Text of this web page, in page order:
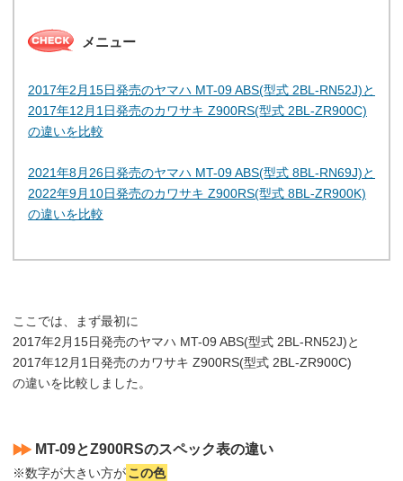
メニュー
2017年2月15日発売のヤマハ MT-09 ABS(型式 2BL-RN52J)と
2017年12月1日発売のカワサキ Z900RS(型式 2BL-ZR900C)
の違いを比較
2021年8月26日発売のヤマハ MT-09 ABS(型式 8BL-RN69J)と
2022年9月10日発売のカワサキ Z900RS(型式 8BL-ZR900K)
の違いを比較
ここでは、まず最初に
2017年2月15日発売のヤマハ MT-09 ABS(型式 2BL-RN52J)と
2017年12月1日発売のカワサキ Z900RS(型式 2BL-ZR900C)
の違いを比較しました。
MT-09とZ900RSのスペック表の違い
※数字が大きい方がこの色